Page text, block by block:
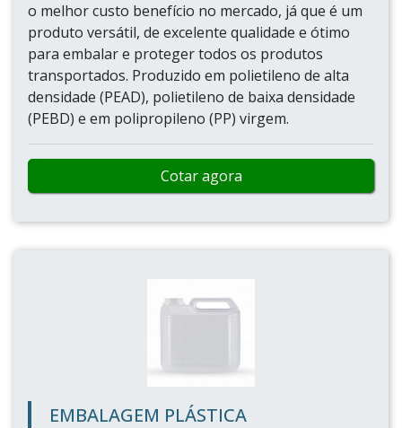
o melhor custo benefício no mercado, já que é um
produto versátil, de excelente qualidade e ótimo
para embalar e proteger todos os produtos
transportados. Produzido em polietileno de alta
densidade (PEAD), polietileno de baixa densidade
(PEBD) e em polipropileno (PP) virgem.
Cotar agora
EMBALAGEM PLÁSTICA